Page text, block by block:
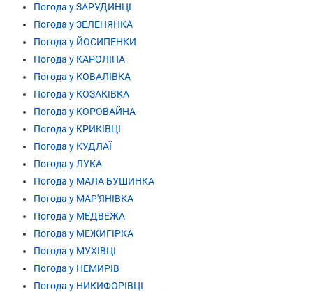
Погода у ЗАРУДИНЦІ
Погода у ЗЕЛЕНЯНКА
Погода у ЙОСИПЕНКИ
Погода у КАРОЛІНА
Погода у КОВАЛІВКА
Погода у КОЗАКІВКА
Погода у КОРОВАЙНА
Погода у КРИКІВЦІ
Погода у КУДЛАЇ
Погода у ЛУКА
Погода у МАЛА БУШИНКА
Погода у МАР'ЯНІВКА
Погода у МЕДВЕЖА
Погода у МЕЖИГІРКА
Погода у МУХІВЦІ
Погода у НЕМИРІВ
Погода у НИКИФОРІВЦІ